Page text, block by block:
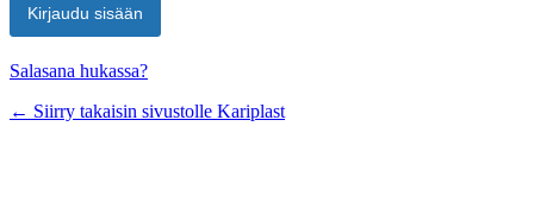
Salasana hukassa?
← Siirry takaisin sivustolle Kariplast